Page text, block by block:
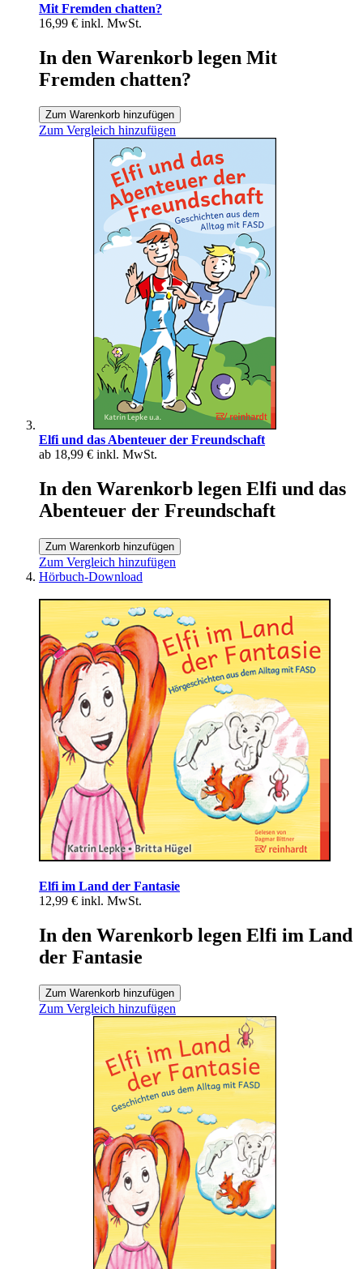
Mit Fremden chatten?
16,99 € inkl. MwSt.
In den Warenkorb legen Mit
Fremden chatten?
Zum Warenkorb hinzufügen
Zum Vergleich hinzufügen
Elfi und das Abenteuer der Freundschaft
ab 18,99 € inkl. MwSt.
In den Warenkorb legen Elfi und das
Abenteuer der Freundschaft
Zum Warenkorb hinzufügen
Zum Vergleich hinzufügen
Hörbuch-Download
Elfi im Land der Fantasie
12,99 € inkl. MwSt.
In den Warenkorb legen Elfi im Land
der Fantasie
Zum Warenkorb hinzufügen
Zum Vergleich hinzufügen